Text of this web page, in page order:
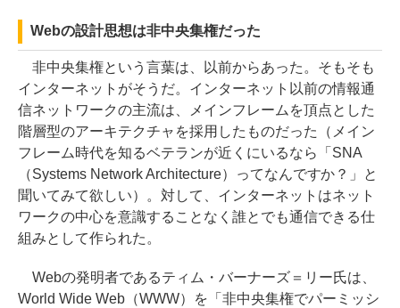
Webの設計思想は非中央集権だった
非中央集権という言葉は、以前からあった。そもそも
インターネットがそうだ。インターネット以前の情報通
信ネットワークの主流は、メインフレームを頂点とした
階層型のアーキテクチャを採用したものだった（メイン
フレーム時代を知るベテランが近くにいるなら「SNA
（Systems Network Architecture）ってなんですか？」と
聞いてみて欲しい）。対して、インターネットはネット
ワークの中心を意識することなく誰とでも通信できる仕
組みとして作られた。
Webの発明者であるティム・バーナーズ＝リー氏は、
World Wide Web（WWW）を「非中央集権でパーミッシ